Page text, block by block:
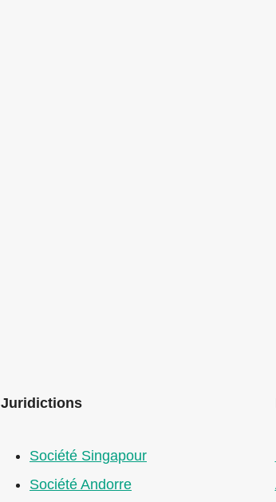
Juridictions
Société Singapour
Société Andorre